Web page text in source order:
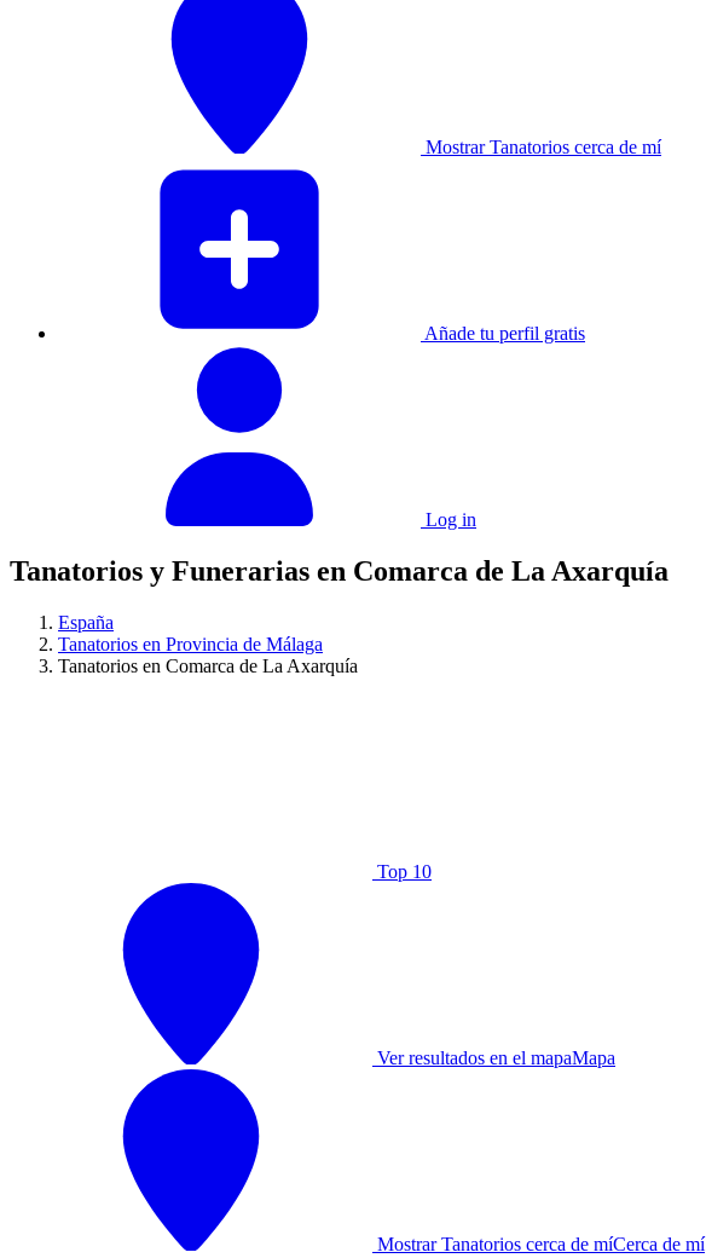
Mostrar Tanatorios cerca de mí
Añade tu perfil gratis
Log in
Tanatorios y Funerarias en Comarca de La Axarquía
España
Tanatorios en Provincia de Málaga
Tanatorios en Comarca de La Axarquía
Top 10
Ver resultados en el mapaMapa
Mostrar Tanatorios cerca de míCerca de mí